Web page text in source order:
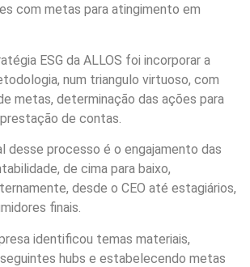
com metas para atingimento em
ESG da ALLOS foi incorporar a
num triangulo virtuoso, com
metas, determinação das ações para
de contas.
desse processo é o engajamento das
de cima para baixo,
desde o CEO até estagiários,
finais.
identificou temas materiais,
hubs e estabelecendo metas